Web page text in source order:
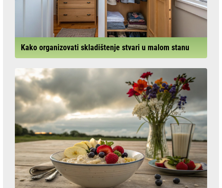
Kako organizovati skladištenje stvari u malom stanu